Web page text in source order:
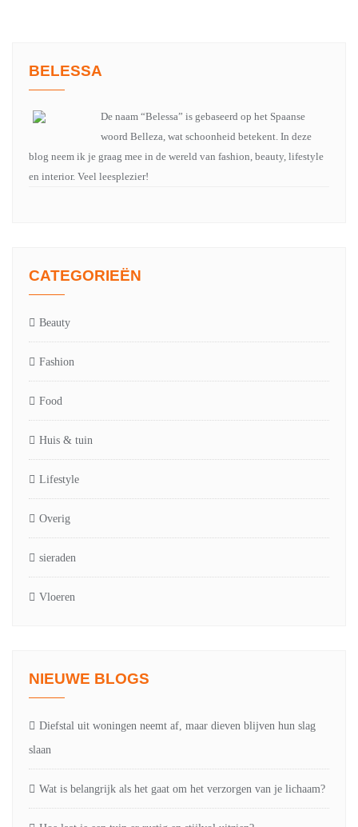
BELESSA
De naam “Belessa” is gebaseerd op het Spaanse
woord Belleza, wat schoonheid betekent. In deze
blog neem ik je graag mee in de wereld van fashion, beauty, lifestyle
en interior. Veel leesplezier!
CATEGORIEËN
Beauty
Fashion
Food
Huis & tuin
Lifestyle
Overig
sieraden
Vloeren
NIEUWE BLOGS
Diefstal uit woningen neemt af, maar dieven blijven hun slag
slaan
Wat is belangrijk als het gaat om het verzorgen van je lichaam?